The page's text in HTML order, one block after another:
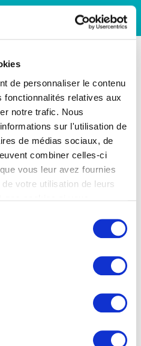
de personnaliser le contenu
relatives aux
notre trafic. Nous
sur l'utilisation de
de médias sociaux, de
combiner celles-ci
vous leur avez fournies
votre utilisation de leurs